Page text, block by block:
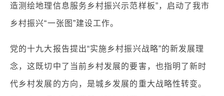
造测绘地理信息服务乡村振兴示范样板”，启动了我市
乡村振兴“一张图”建设工作。
党的十九大报告提出“实施乡村振兴战略”的新发展理
念，这既切中了当前乡村发展的要害，也指明了新时
代乡村发展的方向，是城乡发展的重大战略性转变。